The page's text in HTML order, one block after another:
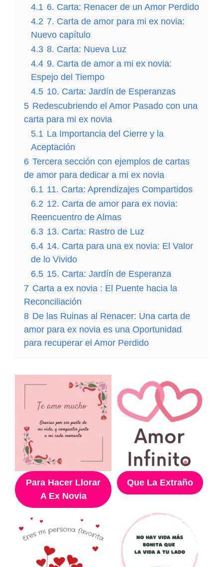
4.1 6. Carta: Renacer de un Amor Perdido
4.2 7. Carta de amor para mi ex novia:
Nuevo capítulo
4.3 8. Carta: Nueva Luz
4.4 9. Carta de amor a mi ex novia:
Espejo del Tiempo
4.5 10. Carta: Jardín de Esperanzas
5 Redescubriendo el Amor Pasado con una
carta para mi ex novia
5.1 La Importancia del Cierre y la
Aceptación
6 Tercera sección con ejemplos de cartas
de amor para dedicar a mi ex novia
6.1 11. Carta: Aprendizajes Compartidos
6.2 12. Carta de amor para ex novia:
Reencuentro de Almas
6.3 13. Carta: Rastro de Luz
6.4 14. Carta para una ex novia: El Valor
de lo Vivido
6.5 15. Carta: Jardín de Esperanza
7 Carta a ex novia : El Puente hacia la
Reconciliación
8 De las Ruinas al Renacer: Una carta de
amor para ex novia es una Oportunidad
para recuperar el Amor Perdido
Para Hacer Llorar
A Ex Novia
Que La Extraño